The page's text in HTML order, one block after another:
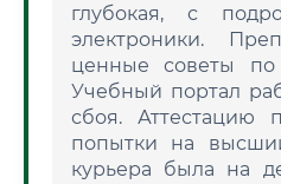
глубокая, с
электроники.
ценные советы по
Учебный портал
сбоя. Аттестацию
попытки на
курьера была на